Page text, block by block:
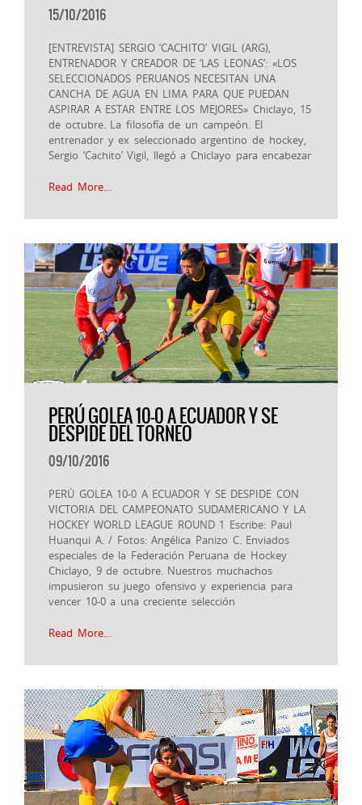
15/10/2016
[ENTREVISTA] SERGIO ‘CACHITO’ VIGIL (ARG),
ENTRENADOR Y CREADOR DE ‘LAS LEONAS’: «LOS
SELECCIONADOS PERUANOS NECESITAN UNA
CANCHA DE AGUA EN LIMA PARA QUE PUEDAN
ASPIRAR A ESTAR ENTRE LOS MEJORES» Chiclayo, 15
de octubre. La filosofía de un campeón. El
entrenador y ex seleccionado argentino de hockey,
Sergio ‘Cachito’ Vigil, llegó a Chiclayo para encabezar
Read More…
PERÚ GOLEA 10-0 A ECUADOR Y SE
DESPIDE DEL TORNEO
09/10/2016
PERÚ GOLEA 10-0 A ECUADOR Y SE DESPIDE CON
VICTORIA DEL CAMPEONATO SUDAMERICANO Y LA
HOCKEY WORLD LEAGUE ROUND 1 Escribe: Paul
Huanqui A. / Fotos: Angélica Panizo C. Enviados
especiales de la Federación Peruana de Hockey
Chiclayo, 9 de octubre. Nuestros muchachos
impusieron su juego ofensivo y experiencia para
vencer 10-0 a una creciente selección
Read More…